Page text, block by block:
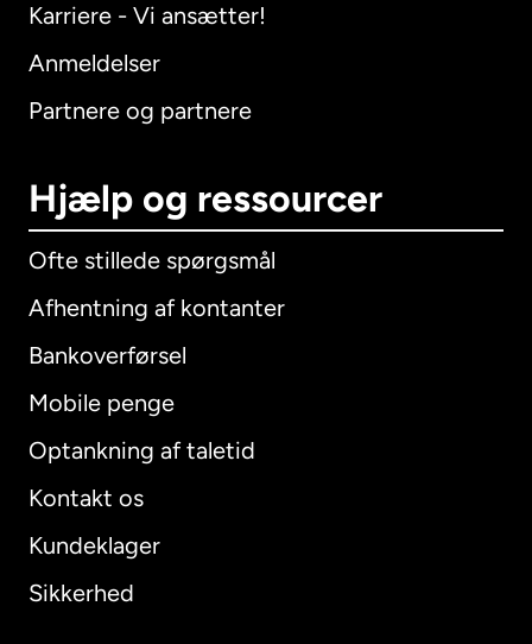
Karriere - Vi ansætter!
Anmeldelser
Partnere og partnere
Hjælp og ressourcer
Ofte stillede spørgsmål
Afhentning af kontanter
Bankoverførsel
Mobile penge
Optankning af taletid
Kontakt os
Kundeklager
Sikkerhed